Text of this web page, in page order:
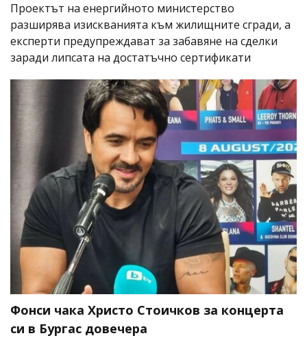
Проектът на енергийното министерство
разширява изискванията към жилищните сгради, а
експерти предупреждават за забавяне на сделки
заради липсата на достатъчно сертификати
Фонси чака Христо Стоичков за концерта
си в Бургас довечера